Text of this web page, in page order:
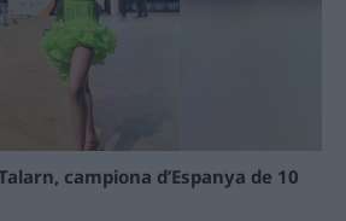
campiona d’Espanya de 10